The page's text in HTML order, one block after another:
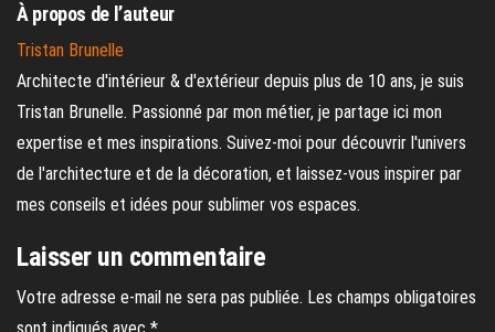
À propos de l’auteur
Tristan Brunelle
Architecte d'intérieur & d'extérieur depuis plus de 10 ans, je suis
Tristan Brunelle. Passionné par mon métier, je partage ici mon
expertise et mes inspirations. Suivez-moi pour découvrir l'univers
de l'architecture et de la décoration, et laissez-vous inspirer par
mes conseils et idées pour sublimer vos espaces.
Laisser un commentaire
Votre adresse e-mail ne sera pas publiée. Les champs obligatoires
sont indiqués avec *